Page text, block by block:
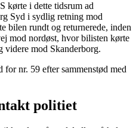
kørte i dette tidsrum ad
Syd i sydlig retning mod
bilen rundt og returnerede, inden
mod nordøst, hvor bilisten kørte
videre mod Skanderborg.
nr. 59 efter sammenstød med
politiet